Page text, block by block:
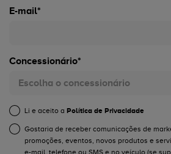
E-mail*
Concessionário*
Escolha o concessionário
Li e aceito a Política de Privacidade
Gostaria de receber comunicações de
promoções, eventos, novos produtos e
e-mail, telefone ou SMS e no veículo (se